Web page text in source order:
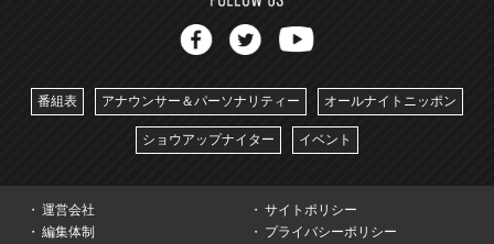
番組表 アナウンサー＆パーソナリティー オールナイトニッポン
ショウアップナイター イベント
運営会社
サイトポリシー
編集体制
プライバシーポリシー